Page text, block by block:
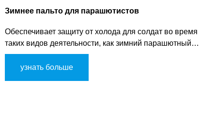
Зимнее пальто для парашютистов
Обеспечивает защиту от холода для солдат во время
таких видов деятельности, как зимний парашютный
прыжок и высокогорные прыжки в холодных условиях.
узнать больше